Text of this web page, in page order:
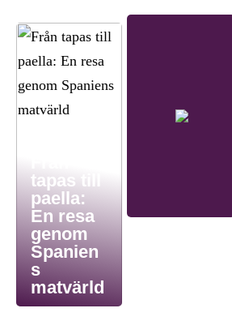
tapas till
paella:
En resa
genom
Spanien
s
matvärld